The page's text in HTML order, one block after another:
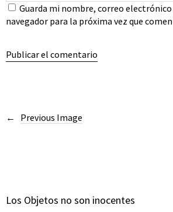
Guarda mi nombre, correo electrónico
navegador para la próxima vez que
Previous Image
Los Objetos no son inocentes